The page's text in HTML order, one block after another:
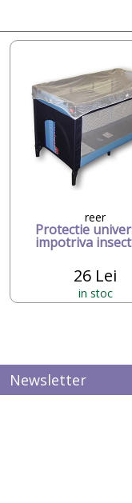
reer
Protectie
impotriva
26 Lei
in stoc
Newsletter